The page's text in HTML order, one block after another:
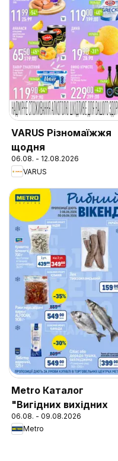
VARUS Різномаїжжя
щодня
06.08. - 12.08.2026
VARUS
Metro Каталог
"Вигідних вихідних
06.08. - 09.08.2026
Metro